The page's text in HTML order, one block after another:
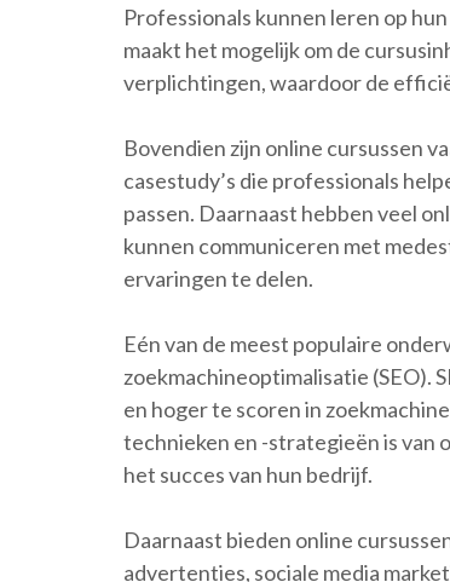
Professionals kunnen leren op
maakt het mogelijk om de
verplichtingen, waardoor de
Bovendien zijn online cursussen
casestudy’s die professionals
passen. Daarnaast hebben veel
kunnen communiceren met
ervaringen te delen.
Eén van de meest populaire
zoekmachineoptimalisatie (SEO).
en hoger te scoren in
technieken en -strategieën is van
het succes van hun bedrijf.
Daarnaast bieden online
advertenties, sociale media